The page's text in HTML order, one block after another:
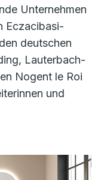
Unternehmen
Eczacibasi-
deutschen
Lauterbach-
Nogent le Roi
und